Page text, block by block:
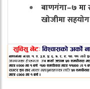
बाणगंगा–७
खोजीमा